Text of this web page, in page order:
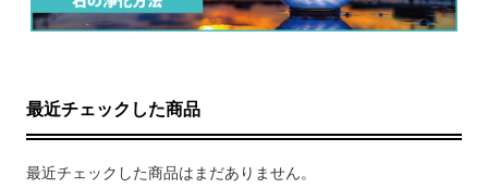
最近チェックした商品
最近チェックした商品はまだありません。